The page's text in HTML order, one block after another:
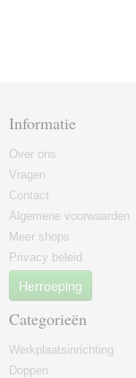
Informatie
Over ons
Vragen
Contact
Algemene voorwaarden
Meer shops
Privacy beleid
Herroeping
Categorieën
Werkplaatsinrichting
Doppen